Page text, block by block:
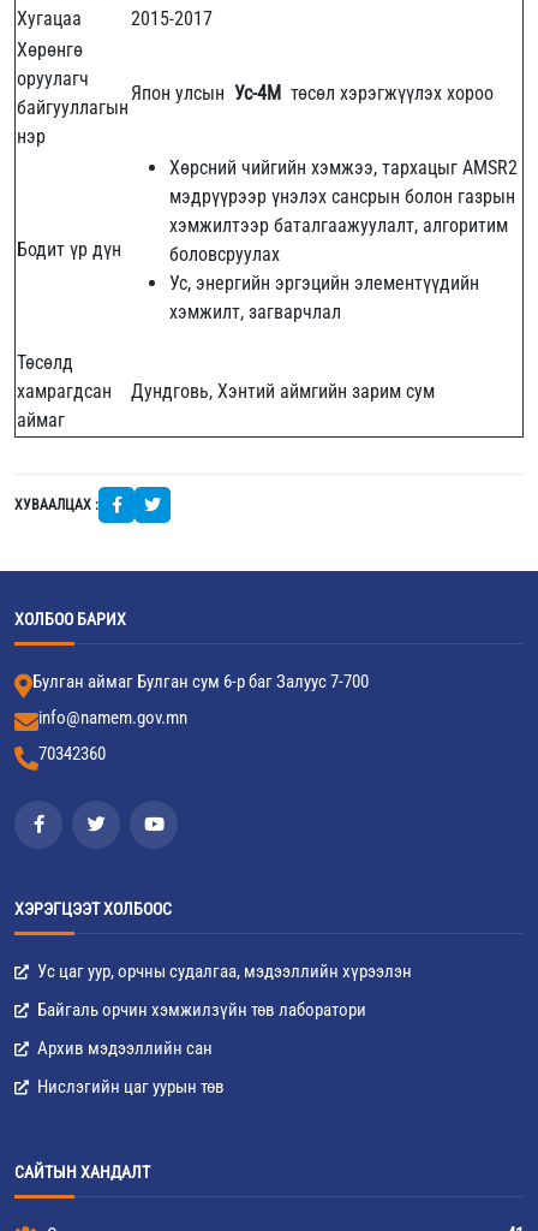
Хугацаа
2015-2017
Хөрөнгө
оруулагч
байгууллагын
нэр
Япон улсын Ус-4М төсөл хэрэгжүүлэх хороо
Бодит үр дүн
Хөрсний чийгийн хэмжээ, тархацыг AMSR2
мэдрүүрээр үнэлэх сансрын болон газрын
хэмжилтээр баталгаажуулалт, алгоритим
боловсруулах
Ус, энергийн эргэцийн элементүүдийн
хэмжилт, загварчлал
Төсөлд
хамрагдсан
аймаг
Дундговь, Хэнтий аймгийн зарим сум
ХУВААЛЦАХ :
ХОЛБОО БАРИХ
Булган аймаг Булган сум 6-р баг Залуус 7-700
info@namem.gov.mn
70342360
ХЭРЭГЦЭЭТ ХОЛБООС
Ус цаг уур, орчны судалгаа, мэдээллийн хүрээлэн
Байгаль орчин хэмжилзүйн төв лаборатори
Архив мэдээллийн сан
Нислэгийн цаг уурын төв
САЙТЫН ХАНДАЛТ